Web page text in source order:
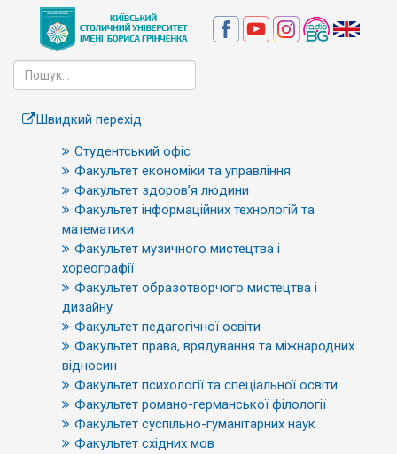
Швидкий перехід
Студентський офіс
Факультет економіки та управління
Факультет здоров’я людини
Факультет інформаційних технологій та
математики
Факультет музичного мистецтва і
хореографії
Факультет образотворчого мистецтва і
дизайну
Факультет педагогічної освіти
Факультет права, врядування та міжнародних
відносин
Факультет психології та спеціальної освіти
Факультет романо-германської філології
Факультет суспільно-гуманітарних наук
Факультет східних мов